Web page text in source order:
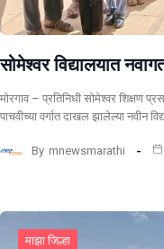
सोमेश्वर विद्यालयात
मोरगाव – प्रतिनिधी सोमेश्वर शिक्षण
पाचवीच्या वर्गात दाखल झालेल्या नवीन
By mnewsmarathi
माझा जिल्हा